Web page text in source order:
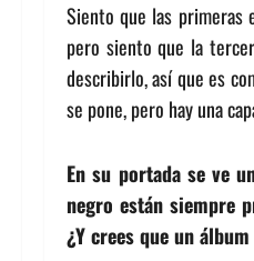
Siento que las primeras
pero siento que la
describirlo, así que es
se pone, pero hay una
En su portada se ve
negro están siempre
¿Y crees que un